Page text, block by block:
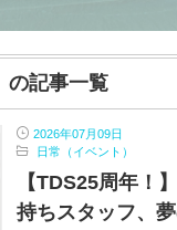
の記事一覧
2026年07月09日
日常（イベント）
【TDS25周年！
持ちスタッフ、